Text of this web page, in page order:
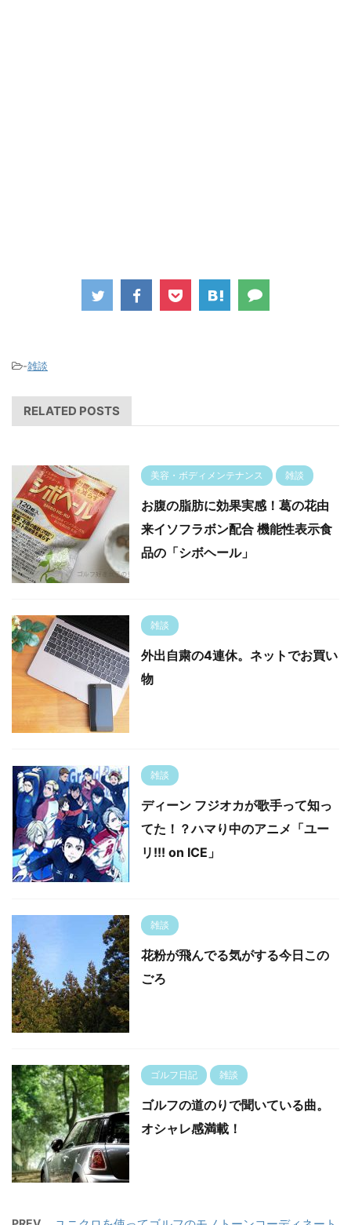
-雑談
RELATED POSTS
美容・ボディメンテナンス 雑談
お腹の脂肪に効果実感！葛の花由
来イソフラボン配合 機能性表示食
品の「シボヘール」
雑談
外出自粛の4連休。ネットでお買い
物
雑談
ディーン フジオカが歌手って知っ
てた！？ハマり中のアニメ「ユー
リ!!! on ICE」
雑談
花粉が飛んでる気がする今日この
ごろ
ゴルフ日記 雑談
ゴルフの道のりで聞いている曲。
オシャレ感満載！